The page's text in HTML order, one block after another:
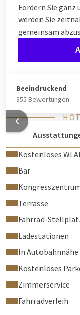
Fordern Sie
werden Sie
gemeinsam
Beeindruckend
355 Bewertungen
Kostenloses
Bar
Terrasse
Fahrrad-
Ladestationen
In Autobahnnähe
Kostenloses
Zimmerservice
Fahrradverleih